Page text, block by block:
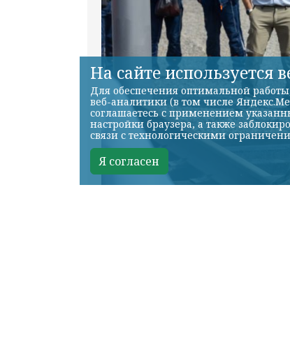
На сайте используется
Для обеспечения оптимальной
веб-аналитики (в том числе
соглашаетесь с применением
настройки браузера, а также
связи с технологическими
Я согласен